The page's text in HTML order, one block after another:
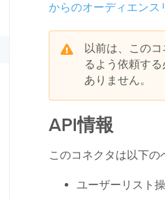
からのオーディエンス
以前は、この
るよう依頼す
ありません。
API情報
このコネクタは以下の
ユーザーリスト